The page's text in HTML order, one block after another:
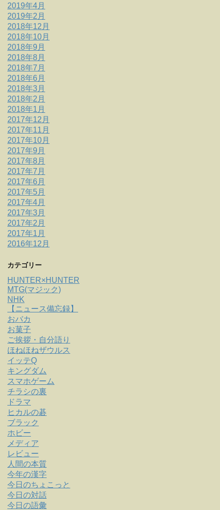
2019年4月
2019年2月
2018年12月
2018年10月
2018年9月
2018年8月
2018年7月
2018年6月
2018年3月
2018年2月
2018年1月
2017年12月
2017年11月
2017年10月
2017年9月
2017年8月
2017年7月
2017年6月
2017年5月
2017年4月
2017年3月
2017年2月
2017年1月
2016年12月
カテゴリー
HUNTER×HUNTER
MTG(マジック)
NHK
【ニュース備忘録】
おバカ
お菓子
ご挨拶・自分語り
ほねほねザウルス
イッテQ
キングダム
スマホゲーム
チラシの裏
ドラマ
ヒカルの碁
ブラック
ホビー
メディア
レビュー
人間の本質
今年の漢字
今日のちょこっと
今日の対話
今日の語彙